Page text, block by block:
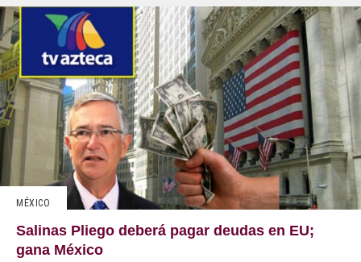
MÉXICO
Salinas Pliego deberá pagar deudas en EU;
gana México